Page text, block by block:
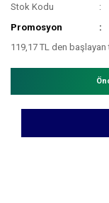
Stok Kodu
Promosyon
119,17 TL den